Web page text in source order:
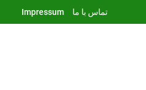
تماس با ما Impressum